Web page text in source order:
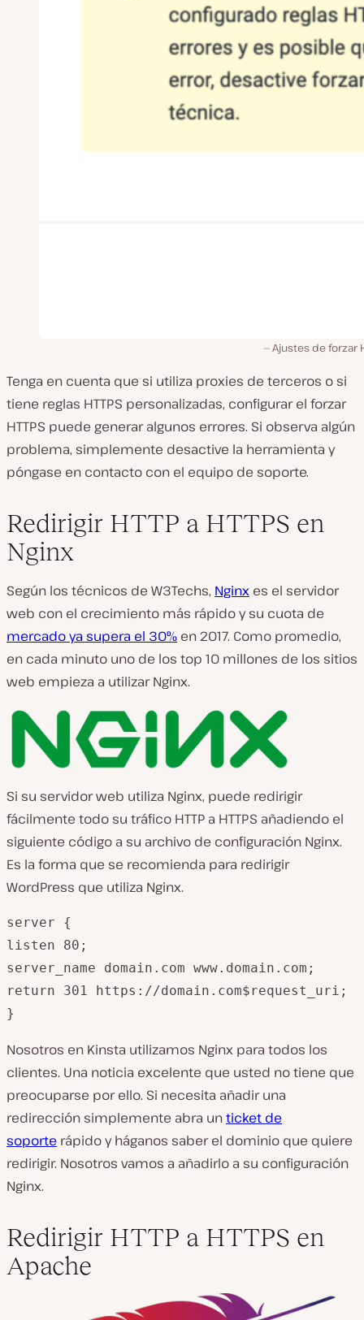
Ajustes de forzar
Tenga en cuenta que si utiliza proxies de terceros o si
tiene reglas HTTPS personalizadas, configurar el forzar
HTTPS puede generar algunos errores. Si observa algún
problema, simplemente desactive la herramienta y
póngase en contacto con el equipo de soporte.
Redirigir HTTP a HTTPS en
Nginx
Según los técnicos de W3Techs, Nginx es el servidor
web con el crecimiento más rápido y su cuota de
mercado ya supera el 30% en 2017. Como promedio,
en cada minuto uno de los top 10 millones de los sitios
web empieza a utilizar Nginx.
Si su servidor web utiliza Nginx, puede redirigir
fácilmente todo su tráfico HTTP a HTTPS añadiendo el
siguiente código a su archivo de configuración Nginx.
Es la forma que se recomienda para redirigir
WordPress que utiliza Nginx.
server {
listen 80;
server_name domain.com www.domain.com;
return 301 https://domain.com$request_uri;
}
Nosotros en Kinsta utilizamos Nginx para todos los
clientes. Una noticia excelente que usted no tiene que
preocuparse por ello. Si necesita añadir una
redirección simplemente abra unticket de
soporte rápido y háganos saber el dominio que quiere
redirigir. Nosotros vamos a añadirlo a su configuración
Nginx.
Redirigir HTTP a HTTPS en
Apache